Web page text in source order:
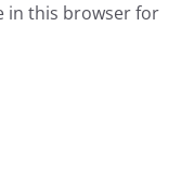
in this browser for